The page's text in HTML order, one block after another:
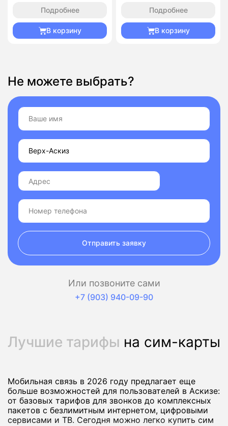
Подробнее
В корзину
Подробнее
В корзину
Не можете выбрать?
Отправить заявку
Или позвоните сами
+7 (903) 940-09-90
Лучшие тарифы на сим-карты
Мобильная связь в 2026 году предлагает еще
больше возможностей для пользователей в Аскизе:
от базовых тарифов для звонков до комплексных
пакетов с безлимитным интернетом, цифровыми
сервисами и ТВ. Сегодня можно легко купить сим